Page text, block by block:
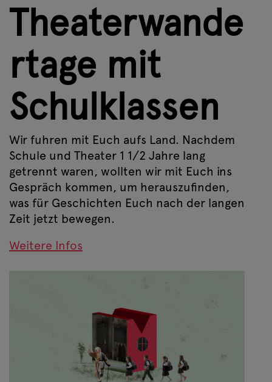
Theaterwande
rtage mit
Schulklassen
Wir fuhren mit Euch aufs Land. Nachdem
Schule und Theater 1 1/2 Jahre lang
getrennt waren, wollten wir mit Euch ins
Gespräch kommen, um herauszufinden,
was für Geschichten Euch nach der langen
Zeit jetzt bewegen.
Weitere Infos